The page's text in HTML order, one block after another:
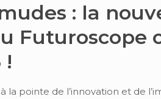
: la
Futuroscope
!
la pointe de l’innovation et de